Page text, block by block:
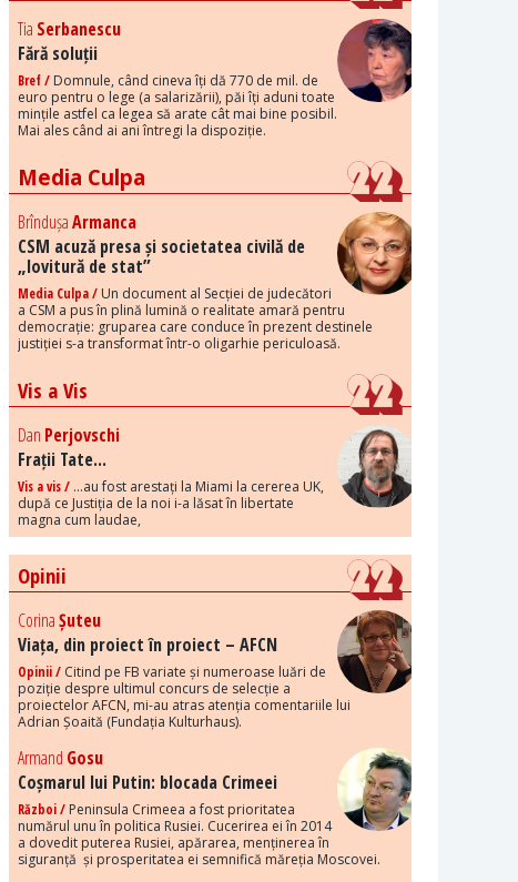
Tia Serbanescu
Fără soluții
Bref / Domnule, când cineva îți dă 770 de mil. de
euro pentru o lege (a salarizării), păi îți aduni toate
mințile astfel ca legea să arate cât mai bine posibil.
Mai ales când ai ani întregi la dispoziție.
Media Culpa
BrîndușaArmanca
CSM acuză presa și societatea civilă de
„lovitură de stat”
Media Culpa / Un document al Secției de judecători
a CSM a pus în plină lumină o realitate amară pentru
democrație: gruparea care conduce în prezent destinele
justiției s-a transformat într-o oligarhie periculoasă.
Vis a Vis
Dan Perjovschi
Frații Tate...
Vis a vis / ...au fost arestați la Miami la cererea UK,
după ce Justiția de la noi i-a lăsat în libertate
magna cum laudae,
Opinii
CorinaȘuteu
Viața, din proiect în proiect – AFCN
Opinii / Citind pe FB variate și numeroase luări de
poziție despre ultimul concurs de selecție a
proiectelor AFCN, mi-au atras atenția comentariile lui
Adrian Șoaită (Fundația Kulturhaus).
Armand Gosu
Coșmarul lui Putin: blocada Crimeei
Război / Peninsula Crimeea a fost prioritatea
numărul unu în politica Rusiei. Cucerirea ei în 2014
a dovedit puterea Rusiei, apărarea, menținerea în
siguranță și prosperitatea ei semnifică măreția Moscovei.